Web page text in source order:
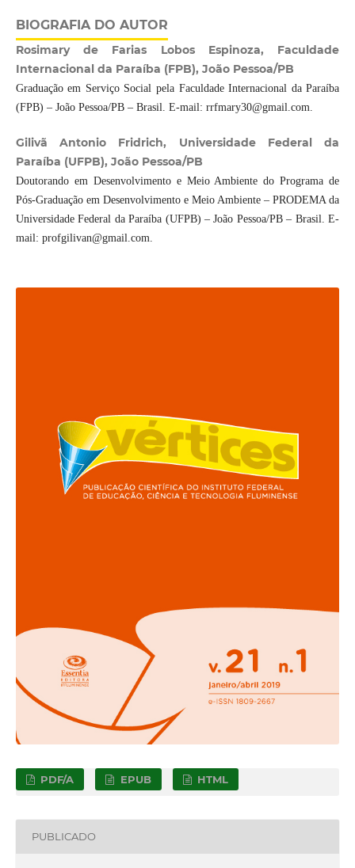
BIOGRAFIA DO AUTOR
Rosimary de Farias Lobos Espinoza, Faculdade
Internacional da Paraíba (FPB), João Pessoa/PB
Graduação em Serviço Social pela Faculdade Internacional da Paraíba
(FPB) – João Pessoa/PB – Brasil. E-mail: rrfmary30@gmail.com.
Gilivã Antonio Fridrich, Universidade Federal da
Paraíba (UFPB), João Pessoa/PB
Doutorando em Desenvolvimento e Meio Ambiente do Programa de
Pós-Graduação em Desenvolvimento e Meio Ambiente – PRODEMA da
Universidade Federal da Paraíba (UFPB) – João Pessoa/PB – Brasil. E-
mail: profgilivan@gmail.com.
PDF/A EPUB HTML
PUBLICADO